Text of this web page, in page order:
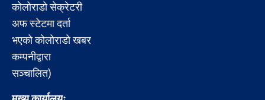
कोलोराडो सेक्रेटरी
अफ स्टेटमा दर्ता
भएको कोलोराडो खबर
कम्पनीद्वारा
सञ्चालित)